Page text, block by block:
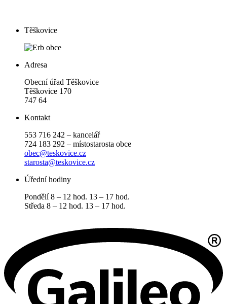
Těškovice
Adresa
Obecní úřad Těškovice
Těškovice 170
747 64
Kontakt
553 716 242 – kancelář
724 183 292 – místostarosta obce
obec@teskovice.cz
starosta@teskovice.cz
Úřední hodiny
Pondělí 8 – 12 hod. 13 – 17 hod.
Středa 8 – 12 hod. 13 – 17 hod.